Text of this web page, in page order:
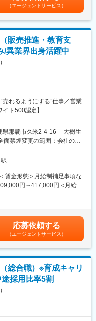
。実際に代理店営業から広
ビス部門など幅広い部門へ
。
く5:5に近く、誰にでもチャン
宅勤務やフレックスの制
福利厚生が充実していま
の開拓
ッチアップします。
であり、既存顧客のコンサ
いただきますが、チームで
人で抱え込むことはなく、
を大切にしています。
年勤務を保証できます（各種
します（応募時点で募集が
。
。
休日出勤はありません。
広い部署へのキャリアチェ
万円～賃金はあくまでも
する可能性があります。月
。
（エージェントサービス）
販売推進・教育支
/異業界出身活躍中
売れるようにする”仕事／営業
ト500認定】
イメージが強いですが、介護
フラックです。
三分野」に強みを持ち、
ました。
金融機関がお客様により良い
指導
ど
県那覇市久米2-4-16 大樹生
面禁煙変更の範囲：会社の定
賃金形態＞月給制補足事項な
円～417,000円＜月給＞
当（4万円～6万円/月）と住
負担）の支給がございます。
選考を通じて上下する可能
を含めた表記です。
応募依頼する
（エージェントサービス）
総合職）※育成キャリ
採用比率5割